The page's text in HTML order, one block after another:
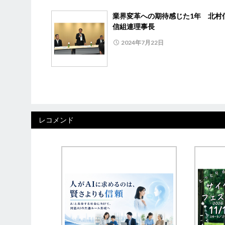
業界変革への期待感じた1年 北村
信組連理事長
2024年7月22日
レコメンド